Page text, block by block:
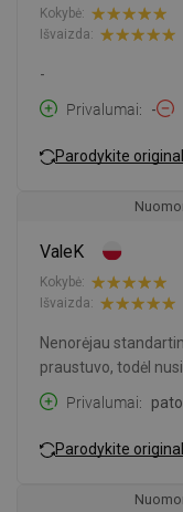
Kokybė:
Išvaizda:
-
Privalumai
-
Parodykite
ValeK
Kokybė:
Išvaizda:
Nenorėjau
praustuvo, todėl
Privalumai
Parodykite